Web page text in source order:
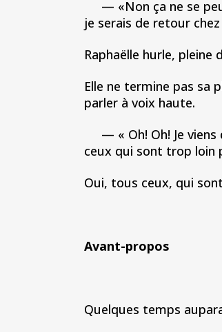
— «Non ça ne se
je serais de retour
Raphaëlle hurle, pleine
Elle ne termine pas sa
parler à voix haute.
— « Oh! Oh! Je viens
ceux qui sont trop loin
Oui, tous ceux, qui
Avant-propos
Quelques temps